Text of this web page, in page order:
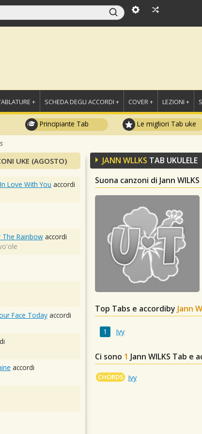
+ SCHEDA DEGLI ACCORDI + COVER + LEZIONI +
Principiante Tab Le migliori Tab uke
JANN WLLKS TAB UKULELE
Suona canzoni di Jann
Top Tabs e accordiby Jann
Ivy
Ci sono 1 Jann WlLKS Tab e
CHORDS Ivy
UKE (AGOSTO)
Love With You accordi
Rainbow accordi
Face Today accordi
accordi